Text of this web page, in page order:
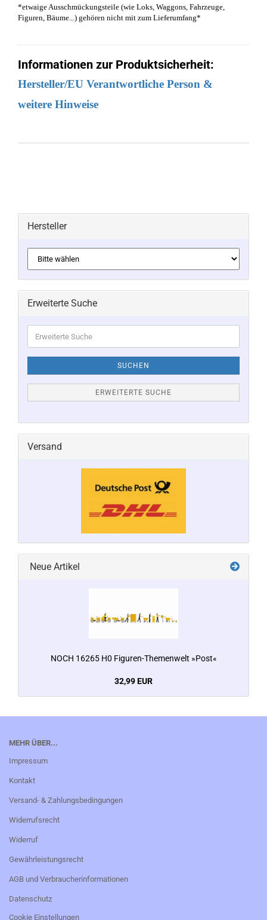
*etwaige Ausschmückungsteile (wie Loks, Waggons, Fahrzeuge,
Figuren, Bäume...) gehören nicht mit zum Lieferumfang*
Informationen zur Produktsicherheit:
Hersteller/EU Verantwortliche Person &
weitere Hinweise
Hersteller
Erweiterte Suche
Suche
SUCHEN
ERWEITERTE SUCHE
Versand
Neue Artikel
NOCH 16265 H0 Figuren-Themenwelt »Post«
32,99 EUR
MEHR ÜBER...
Impressum
Kontakt
Versand- & Zahlungsbedingungen
Widerrufsrecht
Widerruf
Gewährleistungsrecht
AGB und Verbraucherinformationen
Datenschutz
Cookie Einstellungen